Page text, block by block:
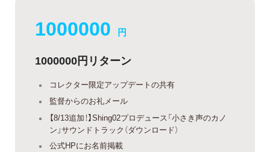
1000000 円
1000000円リターン
コレクター限定アップデートの共有
監督からのお礼メール
【8/13追加！】Shing02プロデュース「小さき声のカノ
ン」サウンドトラック（ダウンロード）
公式HPにお名前掲載